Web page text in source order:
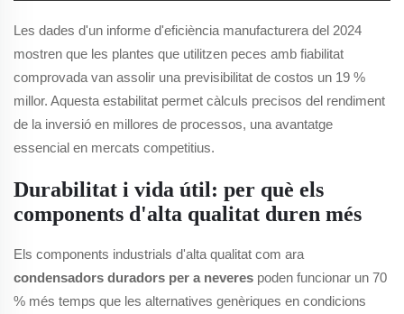
Les dades d'un informe d'eficiència manufacturera del 2024
mostren que les plantes que utilitzen peces amb fiabilitat
comprovada van assolir una previsibilitat de costos un 19 %
millor. Aquesta estabilitat permet càlculs precisos del rendiment
de la inversió en millores de processos, una avantatge
essencial en mercats competitius.
Durabilitat i vida útil: per què els
components d'alta qualitat duren més
Els components industrials d'alta qualitat com ara
condensadors duradors per a neveres poden funcionar un 70
% més temps que les alternatives genèriques en condicions